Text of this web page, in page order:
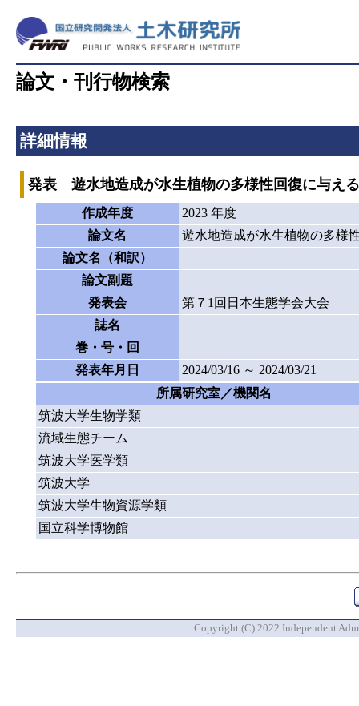
論文・刊行物検索
詳細情報
発表 遊水地造成が水生植物の多様性回復に与え
作成年度
2023 年度
論文名
遊水地造成が水生植物の多様
論文名（和訳）
論文副題
発表会
第７1回日本生態学会大会
誌名
巻・号・回
発表年月日
2024/03/16 ～ 2024/03/21
所属研究室／機関名
筑波大学生物学類
流域生態チーム
筑波大学医学類
筑波大学
筑波大学生物資源学類
国立科学博物館
Copyright (C) 2022 Independent